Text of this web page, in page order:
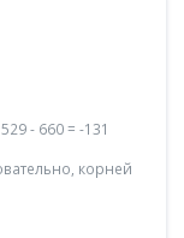
- 660 = -131
корней